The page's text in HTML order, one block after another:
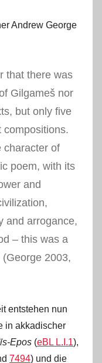
Andrew George
that there was
Gilgameš nor
but only five
compositions.
character of
poem, with its
and
and arrogance,
‒ this was a
(George 2003,
entstehen nun
in akkadischer
Epos (eBL L.I.1),
7494) und die